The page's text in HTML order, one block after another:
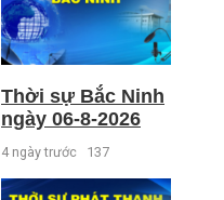
Thời sự Bắc Ninh
ngày 06-8-2026
4 ngày trước 137